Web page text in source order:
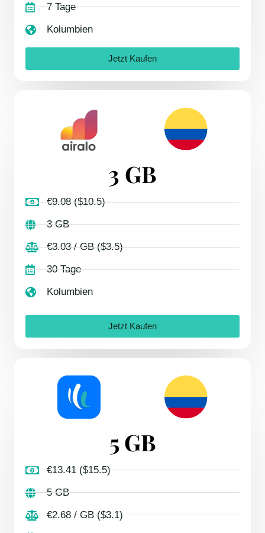
7 Tage
Kolumbien
Jetzt Kaufen
3 GB
€9.08 ($10.5)
3 GB
€3.03 / GB ($3.5)
30 Tage
Kolumbien
Jetzt Kaufen
5 GB
€13.41 ($15.5)
5 GB
€2.68 / GB ($3.1)